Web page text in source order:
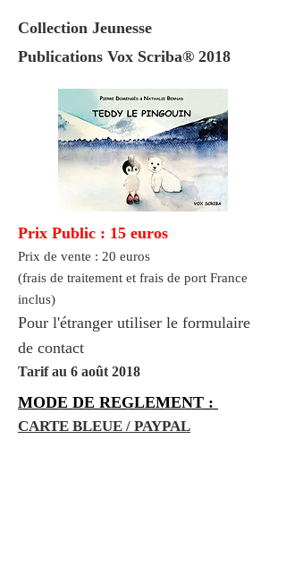
Collection Jeunesse
Publications Vox Scriba® 2018
Prix Public : 15 euros
Prix de vente : 20 euros
(frais de traitement et frais de port France
inclus)
Pour l'étranger utiliser le formulaire
de contact
Tarif au 6 août 2018
MODE DE REGLEMENT :
CARTE BLEUE / PAYPAL